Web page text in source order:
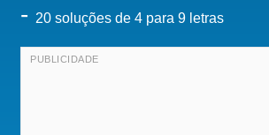
- 20 soluções de 4 para 9 letras